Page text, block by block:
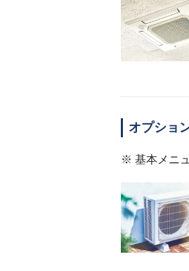
オプショ
※ 基本メニ